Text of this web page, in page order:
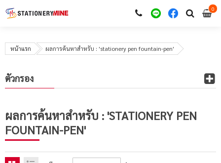
00
หน้าแรก ผลการค้นหาสำหรับ : 'stationery pen fountain-pen'
ผลการค้นหาสำหรับ : 'STATIONERY PEN
FOUNTAIN-PEN'
ตัวกรอง